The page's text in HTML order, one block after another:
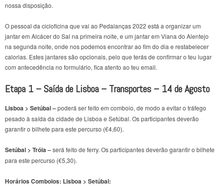
nossa disposição.
O pessoal da cicloficina que vai ao Pedalanças 2022 está a organizar um
jantar em Alcácer do Sal na primeira noite, e um jantar em Viana do Alentejo
na segunda noite, onde nos podemos encontrar ao fim do dia e restabelecer
calorias. Estes jantares são opcionais, pelo que terás de confirmar o teu lugar
com antecedência no formulário, fica atento ao teu email.
Etapa 1 – Saída de Lisboa – Transportes – 14 de Agosto
Lisboa > Setúbal –poderá ser feito em comboio, de modo a evitar o tráfego
pesado à saída da cidade de Lisboa e Setúbal. Os participantes deverão
garantir o bilhete para este percurso (€4,60).
Setúbal > Tróia –será feito de ferry. Os participantes deverão garantir o bilhete
para este percurso (€5,30).
Horários Comboios: Lisboa > Setúbal: